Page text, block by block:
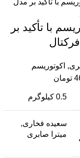
با تأکید بر
, اکوتوریسم
تومان
0.5 کیلوگرم
سعیده فخاری,
میترا صابری